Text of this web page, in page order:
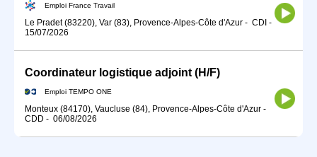
Emploi France Travail
Le Pradet (83220), Var (83), Provence-Alpes-Côte d'Azur - CDI -
15/07/2026
Coordinateur logistique adjoint (H/F)
Emploi TEMPO ONE
Monteux (84170), Vaucluse (84), Provence-Alpes-Côte d'Azur -
CDD - 06/08/2026